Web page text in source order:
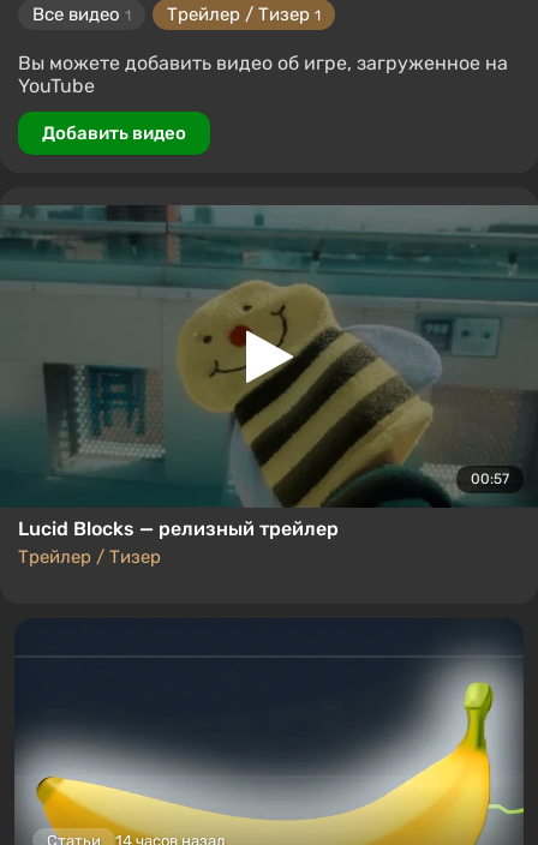
Все видео 1 Трейлер / Тизер 1
Вы можете добавить видео об игре, загруженное на
YouTube
Добавить видео
00:57
Lucid Blocks — релизный трейлер
Трейлер / Тизер
Статьи 14 часов назад